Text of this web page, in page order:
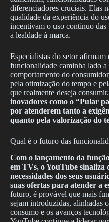
diferenciadores cruciais. Elas
qualidade da experiência do
incentivam o uso contínuo
a lealdade à marca.
Especialistas do setor afirmam
funcionalidade caminha lado
comportamento do
pela otimização do tempo e
que realmente deseja consumir.
inovadores como o “Pular
por atenderem tanto a
quanto pela valorização do
Qual é o futuro das
Com o lançamento da
em TVs, o YouTube sinaliza
necessidades dos seus
suas ofertas para atender a
futuro, é provável que mais
sejam introduzidas, alinhadas
consumo e os avanços